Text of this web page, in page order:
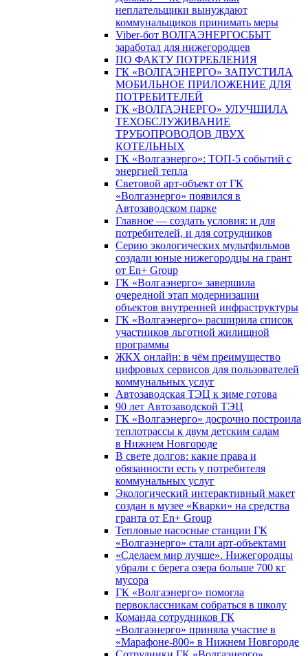
неплательщики вынуждают
коммунальщиков принимать меры
Viber-бот ВОЛГАЭНЕРГОСБЫТ
заработал для нижегородцев
ПО ФАКТУ ПОТРЕБЛЕНИЯ
ГК «ВОЛГАЭНЕРГО» ЗАПУСТИЛА
МОБИЛЬНОЕ ПРИЛОЖЕНИЕ ДЛЯ
ПОТРЕБИТЕЛЕЙ
ГК «ВОЛГАЭНЕРГО» УЛУЧШИЛА
ТЕХОБСЛУЖИВАНИЕ
ТРУБОПРОВОДОВ ДВУХ
КОТЕЛЬНЫХ
ГК «Волгаэнерго»: ТОП-5 событий с
энергией тепла
Световой арт-объект от ГК
«Волгаэнерго» появился в
Автозаводском парке
Главное — создать условия: и для
потребителей, и для сотрудников
Серию экологических мультфильмов
создали юные нижегородцы на грант
от En+ Group
ГК «Волгаэнерго» завершила
очередной этап модернизации
объектов внутренней инфраструктуры
ГК «Волгаэнерго» расширила список
участников льготной жилищной
программы
ЖКХ онлайн: в чём преимущество
цифровых сервисов для пользователей
коммунальных услуг
Автозаводская ТЭЦ к зиме готова
90 лет Автозаводской ТЭЦ
ГК «Волгаэнерго» досрочно построила
теплотрассы к двум детским садам
в Нижнем Новгороде
В свете долгов: какие права и
обязанности есть у потребителя
коммунальных услуг
Экологический интерактивный макет
создан в музее «Кварки» на средства
гранта от En+ Group
Тепловые насосные станции ГК
«Волгаэнерго» стали арт-объектами
«Сделаем мир лучше». Нижегородцы
убрали с берега озера больше 700 кг
мусора
ГК «Волгаэнерго» помогла
первоклассникам собраться в школу
Команда сотрудников ГК
«Волгаэнерго» приняла участие в
«Марафоне-800» в Нижнем Новгороде